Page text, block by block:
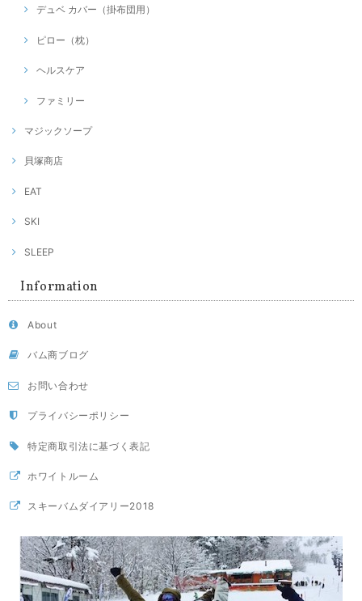
デュベ カバー（掛布団用）
ピロー（枕）
ヘルスケア
ファミリー
マジックソープ
貝塚商店
EAT
SKI
SLEEP
Information
About
バム商ブログ
お問い合わせ
プライバシーポリシー
特定商取引法に基づく表記
ホワイトルーム
スキーバムダイアリー2018